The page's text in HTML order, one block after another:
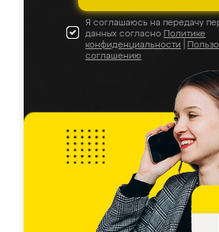
Я соглашаюсь на передачу
данных согласно Политике
конфиденциальности
соглашению